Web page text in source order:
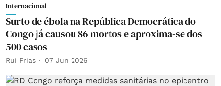
Internacional
Surto de ébola na República Democrática do
Congo já causou 86 mortos e aproxima-se dos
500 casos
Rui Frias 07 Jun 2026